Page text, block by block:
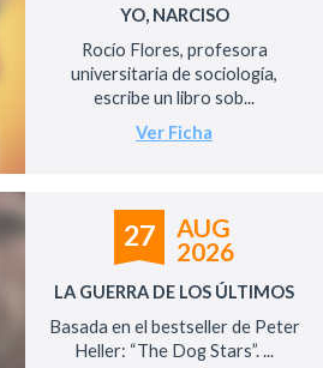
YO, NARCISO
Rocío Flores, profesora
universitaria de sociología,
escribe un libro sob...
Ver Ficha
27
AUG
2026
LA GUERRA DE LOS ÚLTIMOS
Basada en el bestseller de Peter
Heller: “The Dog Stars”. ...